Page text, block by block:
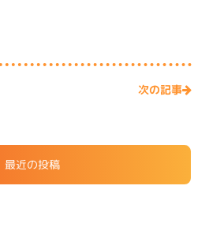
次の記事
最近の投稿